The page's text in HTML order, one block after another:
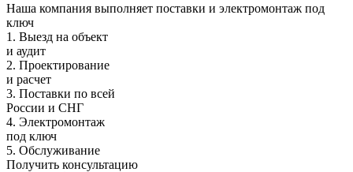
Наша компания выполняет поставки и электромонтаж под
ключ
1. Выезд на объект
и аудит
2. Проектирование
и расчет
3. Поставки по всей
России и СНГ
4. Электромонтаж
под ключ
5. Обслуживание
Получить консультацию